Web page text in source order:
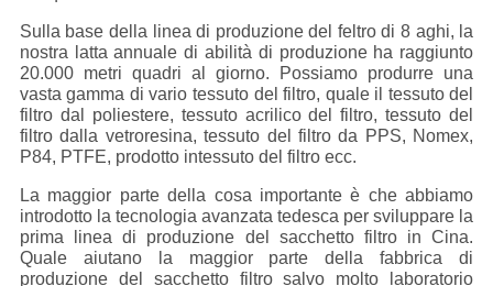
Sulla base della linea di produzione del feltro di 8 aghi, la
nostra latta annuale di abilità di produzione ha raggiunto
20.000 metri quadri al giorno. Possiamo produrre una
vasta gamma di vario tessuto del filtro, quale il tessuto del
filtro dal poliestere, tessuto acrilico del filtro, tessuto del
filtro dalla vetroresina, tessuto del filtro da PPS, Nomex,
P84, PTFE, prodotto intessuto del filtro ecc.
La maggior parte della cosa importante è che abbiamo
introdotto la tecnologia avanzata tedesca per sviluppare la
prima linea di produzione del sacchetto filtro in Cina.
Quale aiutano la maggior parte della fabbrica di
produzione del sacchetto filtro salvo molto laboratorio